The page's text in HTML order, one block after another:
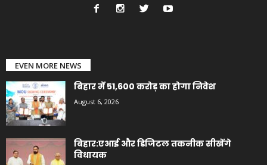
EVEN MORE NEWS
बिहार में 51,600 करोड़ का होगा निवेश
August 6, 2026
बिहार:एआई और डिजिटल तकनीक सीखेंगे
विधायक